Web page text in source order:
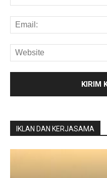
IKLAN DAN KERJASAMA